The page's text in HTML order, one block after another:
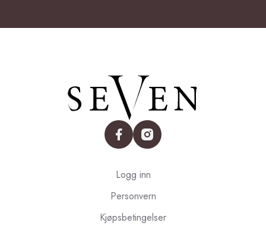
facebookinstagram
Logg inn
Personvern
Kjøpsbetingelser